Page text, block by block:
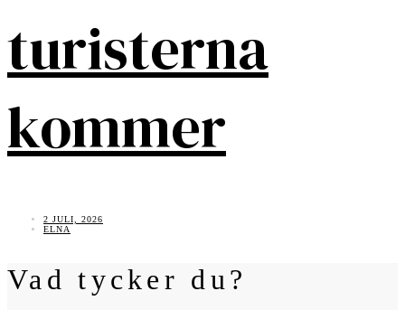
turisterna
kommer
2 JULI, 2026
ELNA
Vad tycker du?